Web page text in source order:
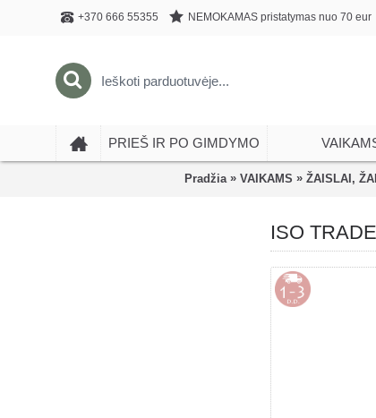
+370 666 55355 NEMOKAMAS pristatymas nuo 70 eur
PRIEŠ IR PO GIMDYMO
Pradžia » VAIKAMS » ŽAISLAI,
ISO